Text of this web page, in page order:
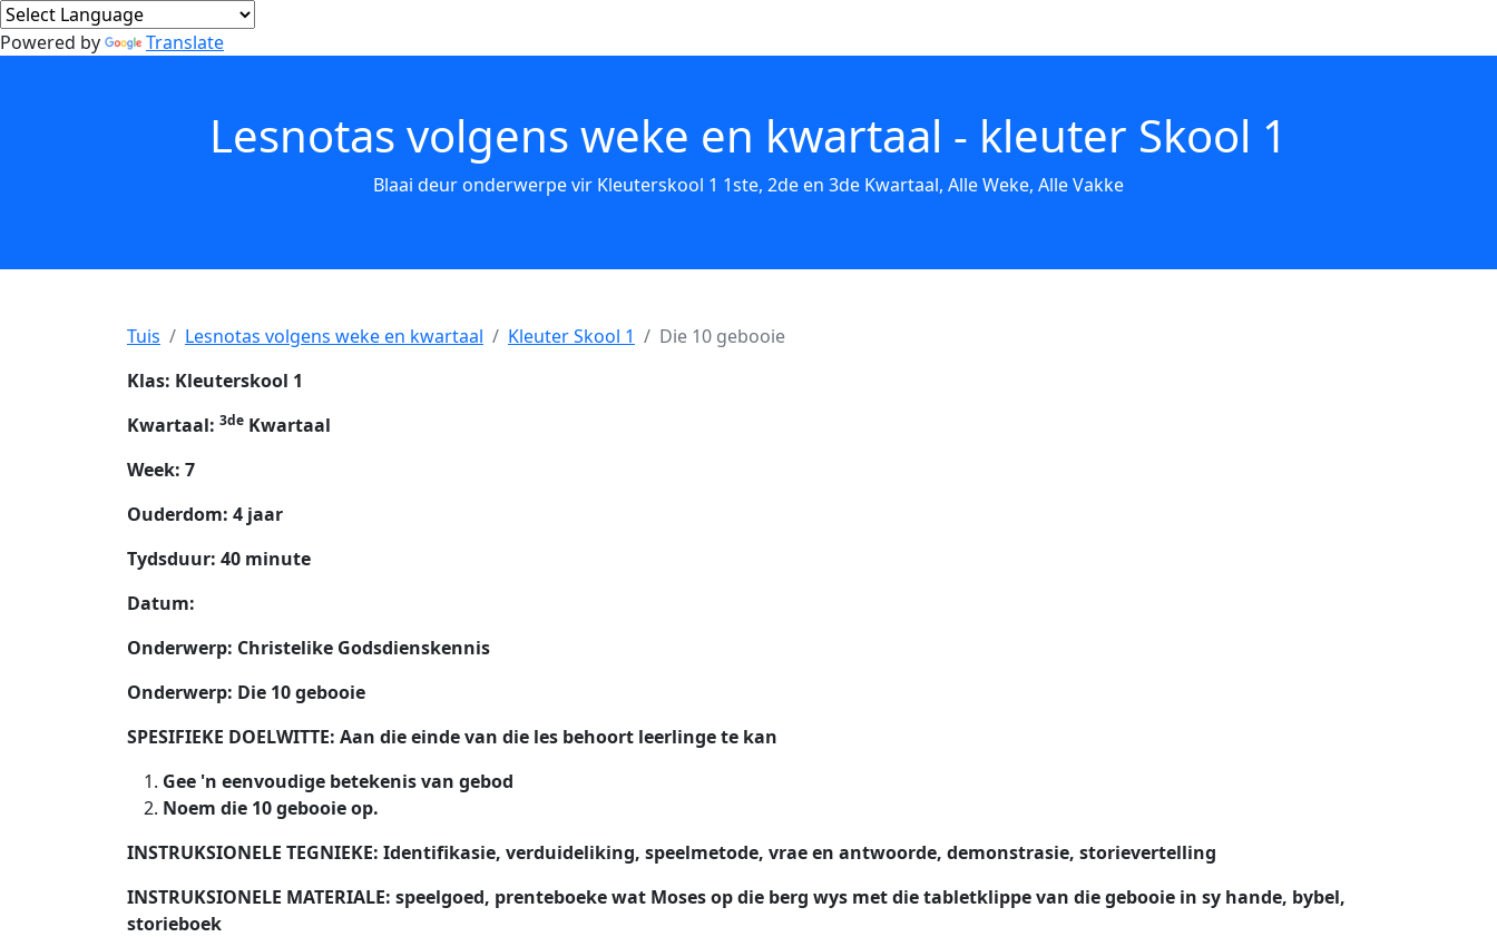
Powered by Translate
Lesnotas volgens weke en kwartaal - kleuter Skool 1
Blaai deur onderwerpe vir Kleuterskool 1 1ste, 2de en 3de Kwartaal, Alle Weke, Alle Vakke
Tuis Lesnotas volgens weke en kwartaal Kleuter Skool 1
Die 10 gebooie
Klas: Kleuterskool 1
Kwartaal: 3de Kwartaal
Week: 7
Ouderdom: 4 jaar
Tydsduur: 40 minute
Datum:
Onderwerp: Christelike Godsdienskennis
Onderwerp: Die 10 gebooie
SPESIFIEKE DOELWITTE: Aan die einde van die les behoort leerlinge te kan
Gee 'n eenvoudige betekenis van gebod
Noem die 10 gebooie op.
INSTRUKSIONELE TEGNIEKE: Identifikasie, verduideliking, speelmetode, vrae en antwoorde, demonstrasie, storievertelling
INSTRUKSIONELE MATERIALE: speelgoed, prenteboeke wat Moses op die berg wys met die tabletklippe van die gebooie in sy hande, bybel,
storieboek